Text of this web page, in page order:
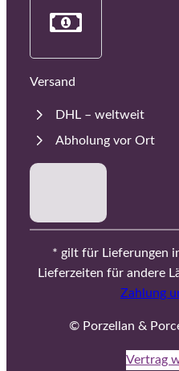
Versand
DHL – weltweit
Abholung vor Ort
* gilt für Lieferungen
Lieferzeiten für andere
Zahlung
© Porzellan &
Vertrag